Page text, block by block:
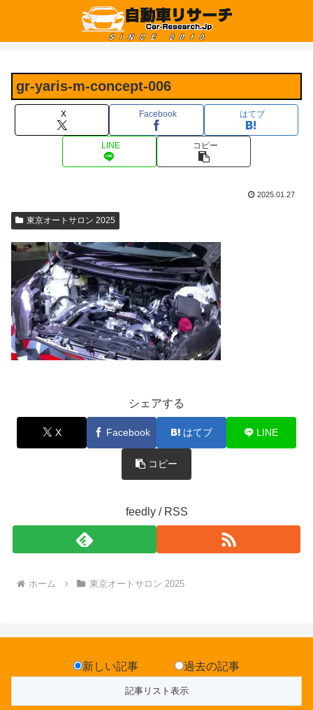
gr-yaris-m-concept-006
X Facebook はてブ
LINE コピー
2025.01.27
東京オートサロン 2025
シェアする
X Facebook はてブ LINE
コピー
feedly / RSS
ホーム 東京オートサロン 2025
新しい記事 過去の記事